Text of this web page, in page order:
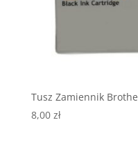
Tusz Zamiennik
8,00 zł